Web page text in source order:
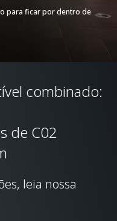
(SSG)
para ficar por dentro de
combinado:
de C02
leia nossa